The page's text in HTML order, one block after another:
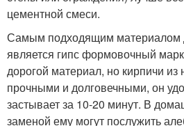
цементной смеси.
Самым подходящим материалом
является гипс формовочный
дорогой материал, но кирпичи из
прочными и долговечными, он
застывает за 10-20 минут. В
заменой ему могут послужить